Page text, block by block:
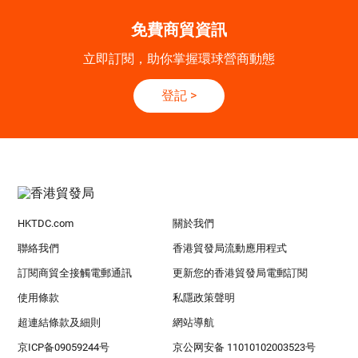
免費商貿資訊
立即訂閱，助你掌握環球營商動態
登記 >
HKTDC.com 關於我們
聯絡我們 香港貿發局流動應用程式
訂閱商貿全接觸電郵通訊 更新您的香港貿發局電郵訂閱
使用條款 私隱政策聲明
超連結條款及細則 網站導航
京ICP备09059244号 京公网安备 11010102003523号